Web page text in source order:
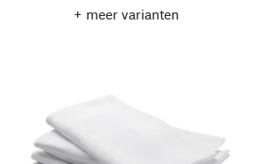
+ meer varianten